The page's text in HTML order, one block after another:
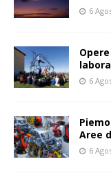
6
6
Aree
6